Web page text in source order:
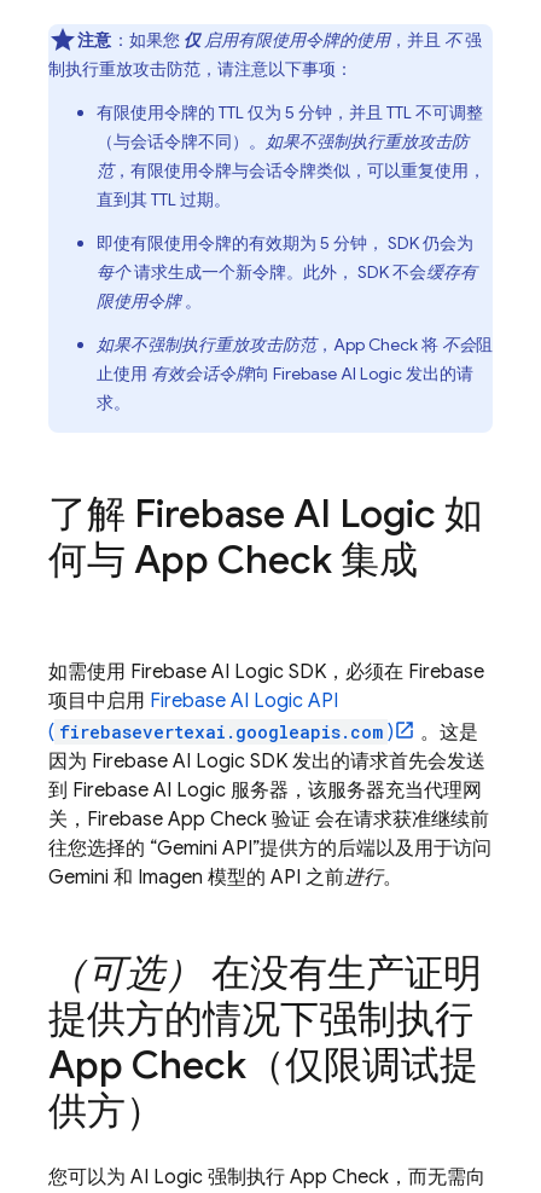
注意 ：如果您 仅启用有限使用令牌的使用，并且 不强
制执行重放攻击防范，请注意以下事项：
有限使用令牌的 TTL 仅为 5 分钟 ，并且 TTL 不可调整
（与会话令牌不同）。
如果不强制执行重放攻击防
范，有限使用令牌与会话令牌类似，可以重复使用，
直到其 TTL 过期。
即使有限使用令牌的有效期为 5 分钟 ， SDK 仍会为
每个请求生成一个新令牌。此外， SDK 不会缓存有
限使用令牌。
如果不强制执行重放攻击防范， App Check将 不会阻
止使用 有效会话令牌向 Firebase AI Logic发出的请
求。
了解 Firebase AI Logic 如
何与 App Check集成
如需使用 Firebase AI Logic SDK，必须在 Firebase
项目中启用 Firebase AI Logic API
( firebasevertexai.googleapis.com )
。这是
因为 Firebase AI Logic SDK 发出的请求首先会发送
到 Firebase AI Logic 服务器，该服务器充当代理网
关， Firebase App Check 验证 会在请求获准继续前
往您选择的 “Gemini API”提供方的后端以及用于访问
Gemini 和 Imagen 模型的 API 之前进行。
（可选）
在没有生产证明
提供方的情况下强制执行
App Check （仅限调试提
供方）
您可以为 AI Logic 强制执行 App Check ，而无需向